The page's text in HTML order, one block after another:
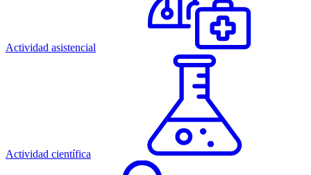
Actividad asistencial
Actividad científica